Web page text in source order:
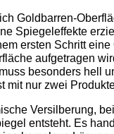
Goldbarren-
Spiegeleffekte
ersten Schritt eine
aufgetragen
besonders hell
mit nur zwei
Versilberung,
entsteht. Es